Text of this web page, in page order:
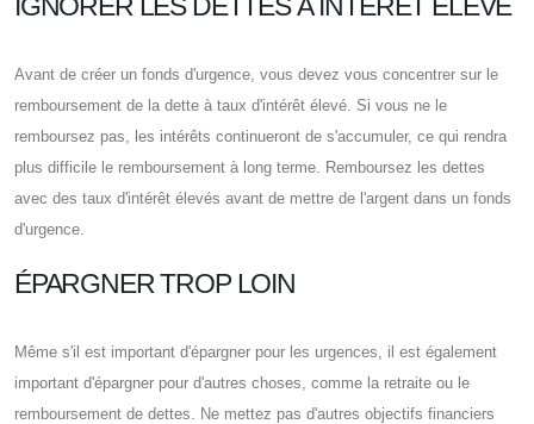
Avant de créer un fonds d'urgence, vous devez vous concentrer sur le
remboursement de la dette à taux d'intérêt élevé. Si vous ne le
remboursez pas, les intérêts continueront de s'accumuler, ce qui rendra
plus difficile le remboursement à long terme. Remboursez les dettes
avec des taux d'intérêt élevés avant de mettre de l'argent dans un fonds
d'urgence.
ÉPARGNER TROP LOIN
Même s'il est important d'épargner pour les urgences, il est également
important d'épargner pour d'autres choses, comme la retraite ou le
remboursement de dettes. Ne mettez pas d'autres objectifs financiers